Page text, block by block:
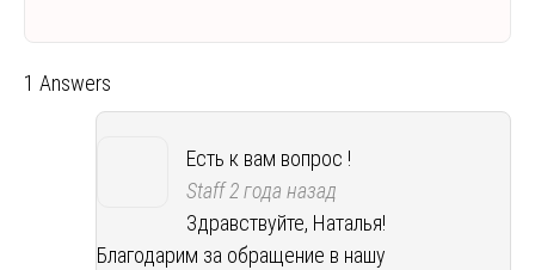
1 Answers
Есть к вам вопрос !
Staff2 года назад
Здравствуйте, Наталья!
Благодарим за обращение в нашу